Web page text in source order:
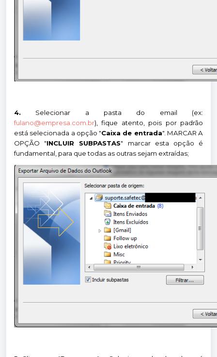
4. Selecionar a pasta do email (ex:
fulano@empresa.com.br), fique atento, pois por padrão
está selecionada a opção "Caixa de entrada". MARCAR A
OPÇÃO "INCLUIR SUBPASTAS" marcar esta opção é
fundamental, para que todas as outras sejam extraídas;